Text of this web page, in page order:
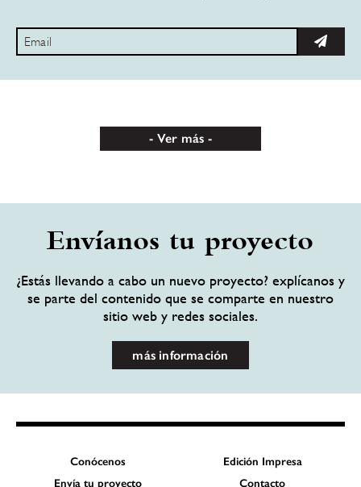
Ver más
Envíanos tu proyecto
¿Estás llevando a cabo un nuevo proyecto? explícanos y
se parte del contenido que se comparte en nuestro
sitio web y redes sociales.
más información
Conócenos
Edición Impresa
Envía tu proyecto
Contacto